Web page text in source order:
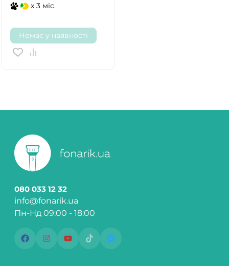
x 3 міс.
Немає у наявності
080 033 12 32
info@fonarik.ua
Пн-Нд 09:00 - 18:00